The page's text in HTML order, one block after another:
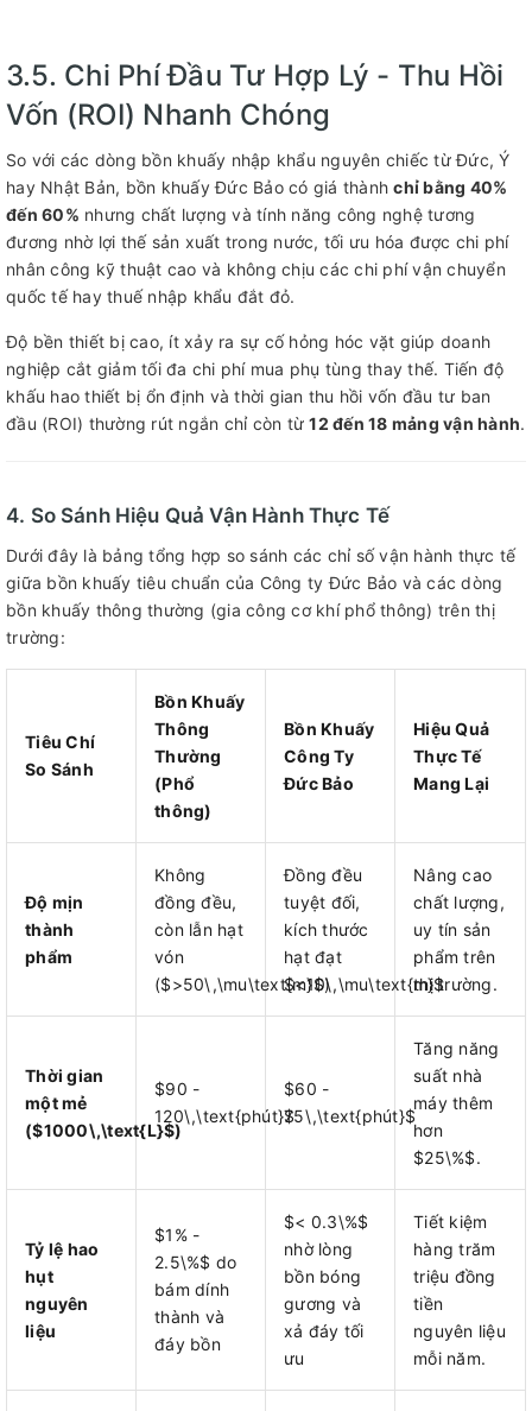
3.5. Chi Phí Đầu Tư Hợp Lý - Thu Hồi
Vốn (ROI) Nhanh Chóng
So với các dòng bồn khuấy nhập khẩu nguyên chiếc từ Đức, Ý
hay Nhật Bản, bồn khuấy Đức Bảo có giá thànhchỉ bằng 40%
đến 60% nhưng chất lượng và tính năng công nghệ tương
đương nhờ lợi thế sản xuất trong nước, tối ưu hóa được chi phí
nhân công kỹ thuật cao và không chịu các chi phí vận chuyển
quốc tế hay thuế nhập khẩu đắt đỏ.
Độ bền thiết bị cao, ít xảy ra sự cố hỏng hóc vặt giúp doanh
nghiệp cắt giảm tối đa chi phí mua phụ tùng thay thế. Tiến độ
khấu hao thiết bị ổn định và thời gian thu hồi vốn đầu tư ban
đầu (ROI) thường rút ngắn chỉ còn từ12 đến 18 mảng vận hành.
4. So Sánh Hiệu Quả Vận Hành Thực Tế
Dưới đây là bảng tổng hợp so sánh các chỉ số vận hành thực tế
giữa bồn khuấy tiêu chuẩn của Công ty Đức Bảo và các dòng
bồn khuấy thông thường (gia công cơ khí phổ thông) trên thị
trường:
Tiêu Chí
So Sánh
Bồn Khuấy
Thông
Thường
(Phổ
thông)
Bồn Khuấy
Công Ty
Đức Bảo
Hiệu Quả
Thực Tế
Mang Lại
Độ mịn
thành
phẩm
Không
đồng đều,
còn lẫn hạt
vón
($>50\,\mu\text{m}$)
Đồng đều
tuyệt đối,
kích thước
hạt đạt
$<10\,\mu\text{m}$
Nâng cao
chất lượng,
uy tín sản
phẩm trên
thị trường.
Thời gian
một mẻ
($1000\,\text{L}$)
$90 -
120\,\text{phút}$
$60 -
75\,\text{phút}$
Tăng năng
suất nhà
máy thêm
hơn
$25\%$.
Tỷ lệ hao
hụt
nguyên
liệu
$1% -
2.5\%$ do
bám dính
thành và
đáy bồn
$< 0.3\%$
nhờ lòng
bồn bóng
gương và
xả đáy tối
ưu
Tiết kiệm
hàng trăm
triệu đồng
tiền
nguyên liệu
mỗi năm.